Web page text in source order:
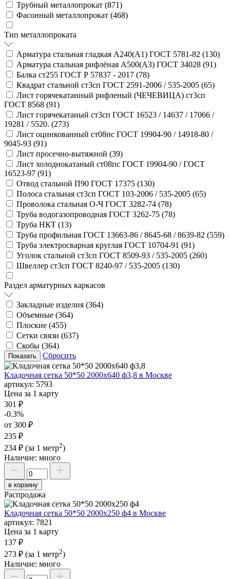
Трубный металлопрокат (871)
Фасонный металлопрокат (468)
Тип металлопроката
Арматура стальная гладкая А240(А1) ГОСТ 5781-82 (130)
Арматура стальная рифлёная А500(А3) ГОСТ 34028 (91)
Балка ст255 ГОСТ Р 57837 - 2017 (78)
Квадрат стальной ст3сп ГОСТ 2591-2006 / 535-2005 (65)
Лист горячекатанный рифленый (ЧЕЧЕВИЦА) ст3сп
ГОСТ 8568 (91)
Лист горячекатаный ст3сп ГОСТ 16523 / 14637 / 17066 /
19281 / 5520. (273)
Лист оцинкованный ст08пс ГОСТ 19904-90 / 14918-80 /
9045-93 (91)
Лист просечно-вытяжной (39)
Лист холоднокатаный ст08пс ГОСТ 19904-90 / ГОСТ
16523-97 (91)
Отвод стальной П90 ГОСТ 17375 (130)
Полоса стальная ст3сп ГОСТ 103-2006 / 535-2005 (65)
Проволока стальная О-Ч ГОСТ 3282-74 (78)
Труба водогазопроводная ГОСТ 3262-75 (78)
Труба НКТ (13)
Труба профильная ГОСТ 13663-86 / 8645-68 / 8639-82 (559)
Труба электросварная круглая ГОСТ 10704-91 (91)
Уголок стальной ст3сп ГОСТ 8509-93 / 535-2005 (260)
Швеллер ст3сп ГОСТ 8240-97 / 535-2005 (130)
Раздел арматурных каркасов
Закладные изделия (364)
Объемные (364)
Плоские (455)
Сетки связи (637)
Скобы (364)
Сбросить
Кладочная сетка 50*50 2000х640 ф3,8 в Москве
артикул: 5793
Цена за 1 карту
301 ₽
-0.3%
от 300 ₽
235 ₽
234 ₽ (за 1 метр2)
Наличие: много
в корзину
Распродажа
Кладочная сетка 50*50 2000х250 ф4 в Москве
артикул: 7821
Цена за 1 карту
137 ₽
273 ₽ (за 1 метр2)
Наличие: много